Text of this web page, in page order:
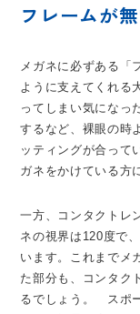
フレームが
メガネに必ずある
ように支えてくれる
ってしまい気になっ
するなど、裸眼の時
ッティングが合って
ガネをかけている方
一方、コンタクトレ
ネの視界は120度で
います。これまでメ
た部分も、コンタク
るでしょう。 スポ